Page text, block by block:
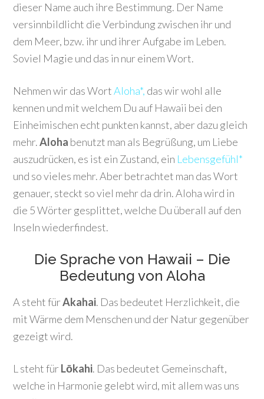
dieser Name auch ihre Bestimmung. Der Name
versinnbildlicht die Verbindung zwischen ihr und
dem Meer, bzw. ihr und ihrer Aufgabe im Leben.
Soviel Magie und das in nur einem Wort.
Nehmen wir das WortAloha*, das wir wohl alle
kennen und mit welchem Du auf Hawaii bei den
Einheimischen echt punkten kannst, aber dazu gleich
mehr.Aloha benutzt man als Begrüßung, um Liebe
auszudrücken, es ist ein Zustand, ein Lebensgefühl*
und so vieles mehr. Aber betrachtet man das Wort
genauer, steckt so viel mehr da drin. Aloha wird in
die 5 Wörter gesplittet, welche Du überall auf den
Inseln wiederfindest.
Die Sprache von Hawaii – Die
Bedeutung von Aloha
A steht fürAkahai. Das bedeutet Herzlichkeit, die
mit Wärme dem Menschen und der Natur gegenüber
gezeigt wird.
L steht fürLōkahi. Das bedeutet Gemeinschaft,
welche in Harmonie gelebt wird, mit allem was uns